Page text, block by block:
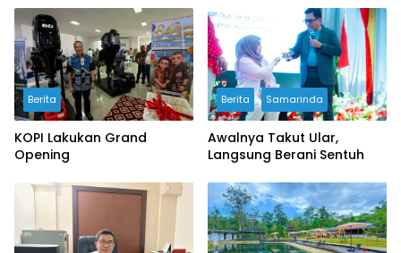
Berita
KOPI Lakukan Grand
Opening
Berita Samarinda
Awalnya Takut Ular,
Langsung Berani Sentuh